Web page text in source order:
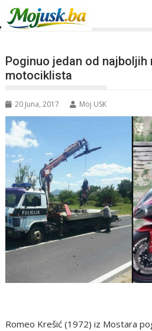
Poginuo jedan od najboljih
motociklista
20 Juna, 2017 Moj USK
Romeo Krešić (1972) iz Mostara